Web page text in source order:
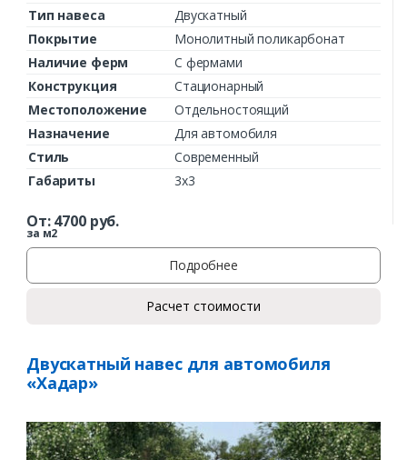
Тип навеса
Двускатный
Покрытие
Монолитный поликарбонат
Наличие ферм
С фермами
Конструкция
Стационарный
Местоположение
Отдельностоящий
Назначение
Для автомобиля
Стиль
Современный
Габариты
3х3
От:4700руб.
за м2
Подробнее
Расчет стоимости
Двускатный навес для автомобиля
«Хадар»